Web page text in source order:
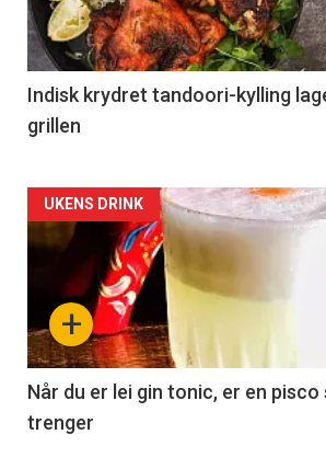
Indisk krydret tandoori-kylling
grillen
Forsiden
akkurat
nå
-
2
+
UKENS DRINK
Når du er lei gin tonic, er en
trenger